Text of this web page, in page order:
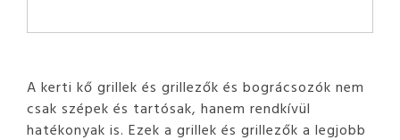
A kerti kő grillek és grillezők és bográcsozók nem
csak szépek és tartósak, hanem rendkívül
hatékonyak is. Ezek a grillek és grillezők a legjobb